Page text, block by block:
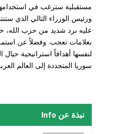
مستقبلية سترغب في
ورئيس الوزراء التالي الذي
عليه برد شديد من حزب الله،
بعلامات تعجب. وفضلاً عن
لنفسها أهدافاً استراتيجية
سوريا المتجددة إلى العالم
نبذة عن Info